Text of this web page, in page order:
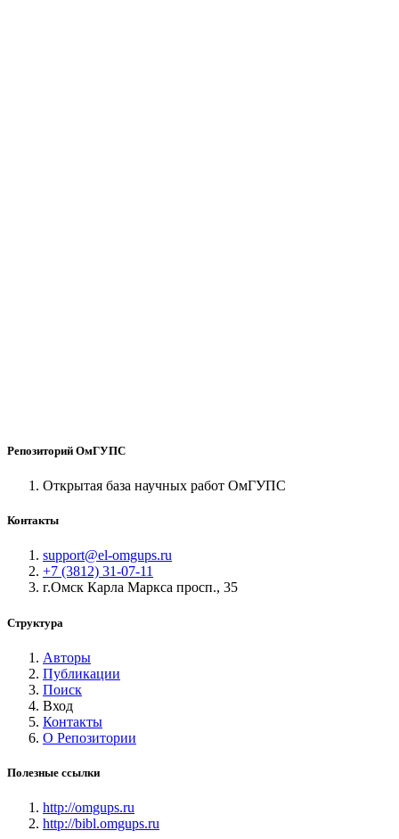
Репозиторий ОмГУПС
Открытая база научных работ ОмГУПС
Контакты
support@el-omgups.ru
+7 (3812) 31-07-11
г.Омск Карла Маркса просп., 35
Структура
Авторы
Публикации
Поиск
Вход
Контакты
О Репозитории
Полезные ссылки
http://omgups.ru
http://bibl.omgups.ru